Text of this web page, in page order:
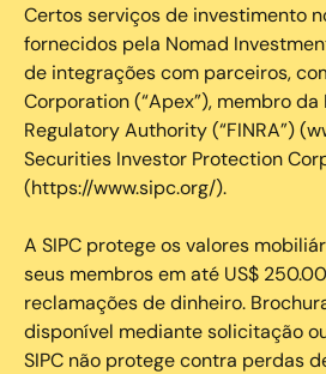
Certos serviços de investimento
fornecidos pela Nomad
de integrações com parceiros,
Corporation (“Apex”), membro
Regulatory Authority (“FINRA”)
Securities Investor Protection
(https://www.sipc.org/).
A SIPC protege os valores
seus membros em até US$
reclamações de dinheiro.
disponível mediante solicitação
SIPC não protege contra perdas